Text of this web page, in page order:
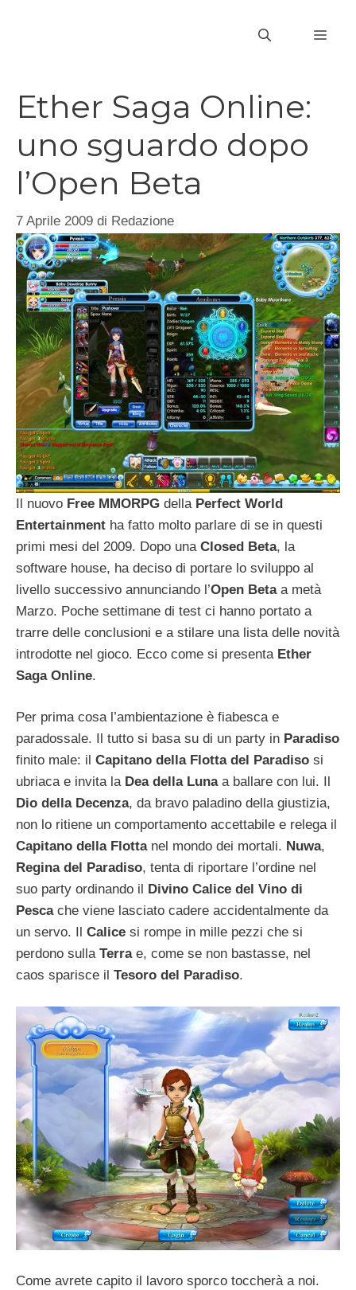
Ether Saga Online:
uno sguardo dopo
l’Open Beta
7 Aprile 2009 di Redazione
Il nuovo Free MMORPG della Perfect World
Entertainment ha fatto molto parlare di se in questi
primi mesi del 2009. Dopo una Closed Beta, la
software house, ha deciso di portare lo sviluppo al
livello successivo annunciando l’Open Betaa metà
Marzo. Poche settimane di test ci hanno portato a
trarre delle conclusioni e a stilare una lista delle novità
introdotte nel gioco. Ecco come si presenta Ether
Saga Online.
Per prima cosa l’ambientazione è fiabesca e
paradossale. Il tutto si basa su di un party in Paradiso
finito male: il Capitano della Flotta del Paradiso si
ubriaca e invita la Dea della Lunaa ballare con lui. Il
Dio della Decenza, da bravo paladino della giustizia,
non lo ritiene un comportamento accettabile e relega il
Capitano della Flottanel mondo dei mortali. Nuwa,
Regina del Paradiso, tenta di riportare l’ordine nel
suo party ordinando il Divino Calice del Vino di
Pescache viene lasciato cadere accidentalmente da
un servo. Il Calice si rompe in mille pezzi che si
perdono sulla Terrae, come se non bastasse, nel
caos sparisce il Tesoro del Paradiso.
Come avrete capito il lavoro sporco toccherà a noi.